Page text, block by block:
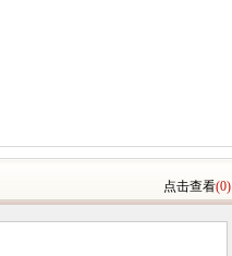
点击查看(0)